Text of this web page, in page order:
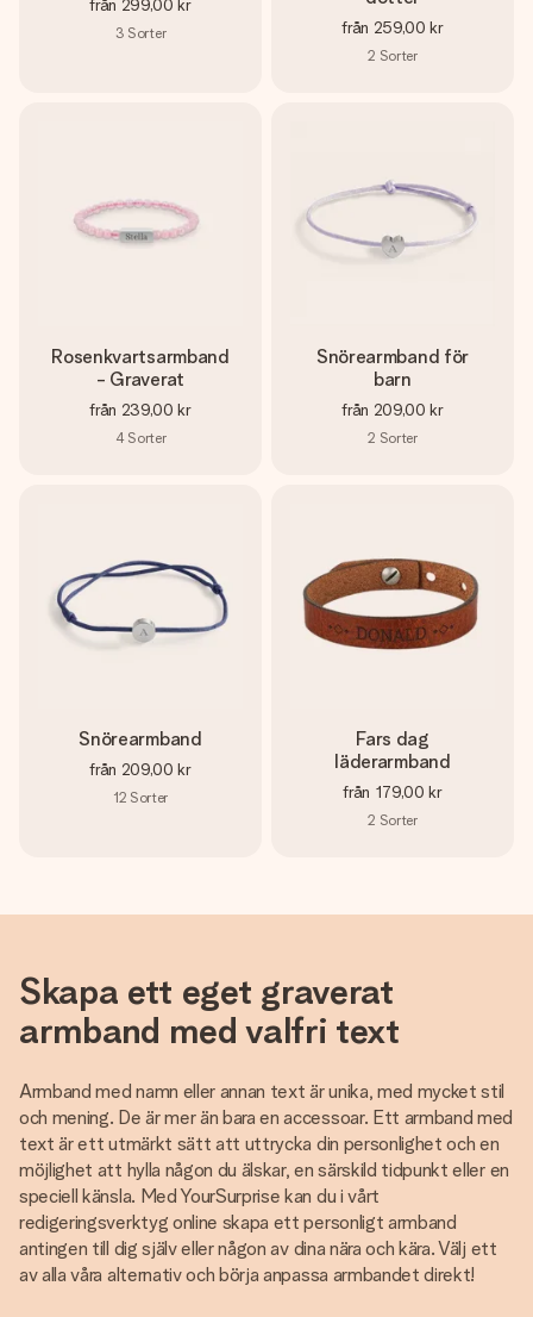
från 299,00 kr
3 Sorter från 259,00 kr
2 Sorter
Rosenkvartsarmband
- Graverat
från 239,00 kr
4 Sorter
Snörearmband för
barn
från 209,00 kr
2 Sorter
Snörearmband
från 209,00 kr
12 Sorter
Fars dag
läderarmband
från 179,00 kr
2 Sorter
Skapa ett eget graverat
armband med valfri text
Armband med namn eller annan text är unika, med mycket stil
och mening. De är mer än bara en accessoar. Ett armband med
text är ett utmärkt sätt att uttrycka din personlighet och en
möjlighet att hylla någon du älskar, en särskild tidpunkt eller en
speciell känsla. Med YourSurprise kan du i vårt
redigeringsverktyg online skapa ett personligt armband
antingen till dig själv eller någon av dina nära och kära. Välj ett
av alla våra alternativ och börja anpassa armbandet direkt!